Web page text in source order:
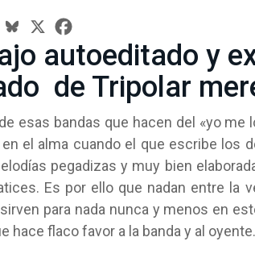
autoeditado y
de Tripolar
esas bandas que hacen del «yo me
el alma cuando el que escribe los
pegadizas y muy bien
Es por ello que nadan entre la
para nada nunca y menos en
hace flaco favor a la banda y al oyente.